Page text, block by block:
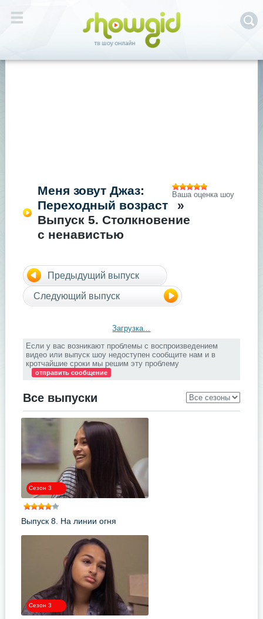
Меня зовут Джаз:
Переходный возраст
»
Выпуск 5. Столкновение
с ненавистью
Ваша оценка шоу
Предыдущий выпуск
Следующий выпуск
Загрузка...
Если у вас возникают проблемы с воспроизведением
видео или выпуск шоу недоступен сообщите нам и в
кротчайшие сроки мы решим эту проблему
отправить сообщение
Все выпуски
Сезон 3
Выпуск 8. На линии огня
Сезон 3